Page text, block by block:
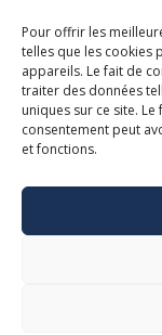
Pour offrir les
telles que les cookies
appareils. Le fait de
traiter des données
uniques sur ce site.
consentement peut
et fonctions.
238,